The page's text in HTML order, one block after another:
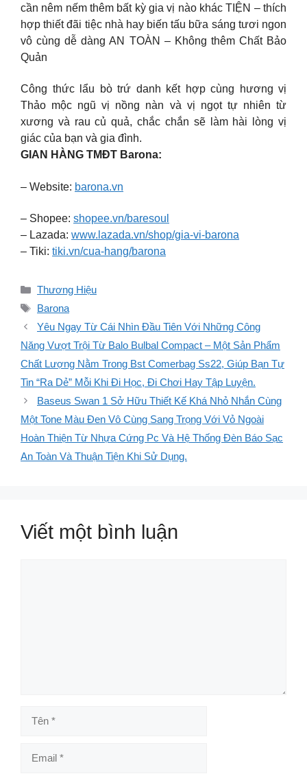
cần nêm nếm thêm bất kỳ gia vị nào khác TIỆN – thích
hợp thiết đãi tiệc nhà hay biến tấu bữa sáng tươi ngon
vô cùng dễ dàng AN TOÀN – Không thêm Chất Bảo
Quản
Công thức lẩu bò trứ danh kết hợp cùng hương vị
Thảo mộc ngũ vị nồng nàn và vị ngọt tự nhiên từ
xương và rau củ quả, chắc chắn sẽ làm hài lòng vị
giác của bạn và gia đình.
GIAN HÀNG TMĐT Barona:
– Website: barona.vn
– Shopee: shopee.vn/baresoul
– Lazada: www.lazada.vn/shop/gia-vi-barona
– Tiki: tiki.vn/cua-hang/barona
Danh
mục
Thương Hiệu
Thẻ
Barona
Yêu Ngay Từ Cái Nhìn Đầu Tiên Với Những Công
Năng Vượt Trội Từ Balo Bulbal Compact – Một Sản Phẩm
Chất Lượng Nằm Trong Bst Comerbag Ss22, Giúp Bạn Tự
Tin “Ra Dẻ” Mỗi Khi Đi Học, Đi Chơi Hay Tập Luyện.
Baseus Swan 1 Sở Hữu Thiết Kế Khá Nhỏ Nhắn Cùng
Một Tone Màu Đen Vô Cùng Sang Trọng Với Vỏ Ngoài
Hoàn Thiện Từ Nhựa Cứng Pc Và Hệ Thống Đèn Báo Sạc
An Toàn Và Thuận Tiện Khi Sử Dụng.
Viết một bình luận